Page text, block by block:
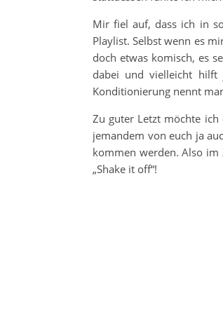
Mir fiel auf, dass ich in
Playlist. Selbst wenn es
doch etwas komisch, es
dabei und vielleicht hilft
Konditionierung nennt
Zu guter Letzt möchte
jemandem von euch ja
kommen werden. Also
„Shake it off“!